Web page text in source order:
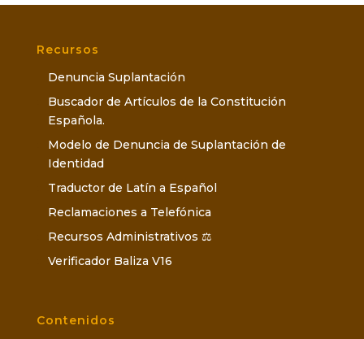
Recursos
Denuncia Suplantación
Buscador de Artículos de la Constitución
Española.
Modelo de Denuncia de Suplantación de
Identidad
Traductor de Latín a Español
Reclamaciones a Telefónica
Recursos Administrativos ⚖️
Verificador Baliza V16
Contenidos